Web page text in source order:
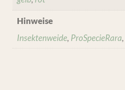
Hinweise
Insektenweide, ProSpecieRara,